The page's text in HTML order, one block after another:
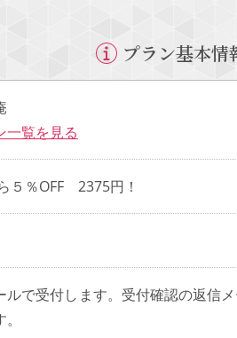
プラン基本情
一覧を見る
５％OFF 2375円！
で受付します。受付確認の返信